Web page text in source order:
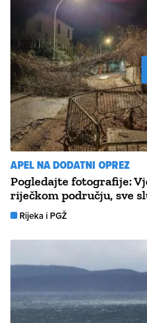
APEL NA DODATNI OPREZ
Pogledajte fotografije:
riječkom području, sve
Rijeka i PGŽ